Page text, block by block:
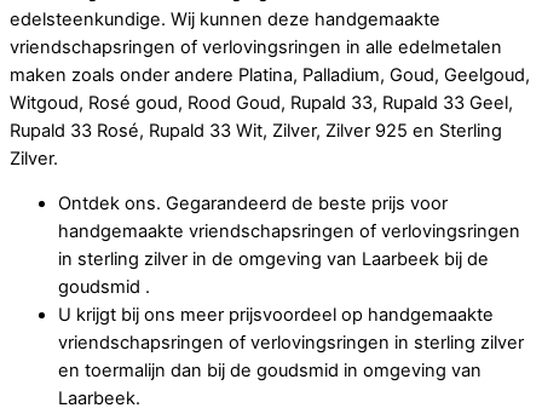
edelsteenkundige. Wij kunnen deze handgemaakte
vriendschapsringen of verlovingsringen in alle edelmetalen
maken zoals onder andere Platina, Palladium, Goud, Geelgoud,
Witgoud, Rosé goud, Rood Goud, Rupald 33, Rupald 33 Geel,
Rupald 33 Rosé, Rupald 33 Wit, Zilver, Zilver 925 en Sterling
Zilver.
Ontdek ons. Gegarandeerd de beste prijs voor
handgemaakte vriendschapsringen of verlovingsringen
in sterling zilver in de omgeving van Laarbeek bij de
goudsmid .
U krijgt bij ons meer prijsvoordeel op handgemaakte
vriendschapsringen of verlovingsringen in sterling zilver
en toermalijn dan bij de goudsmid in omgeving van
Laarbeek.